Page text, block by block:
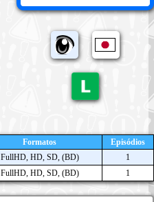
Formatos
Episódios
FullHD, HD, SD, (BD)
1
FullHD, HD, SD, (BD) 1